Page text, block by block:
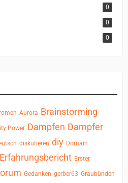
0
0
0
Aurora Brainstorming
Power Dampfen Dampfer
diskutieren diy Domain
Erfahrungsbericht Erster
Gedanken gerber63 Graubünden